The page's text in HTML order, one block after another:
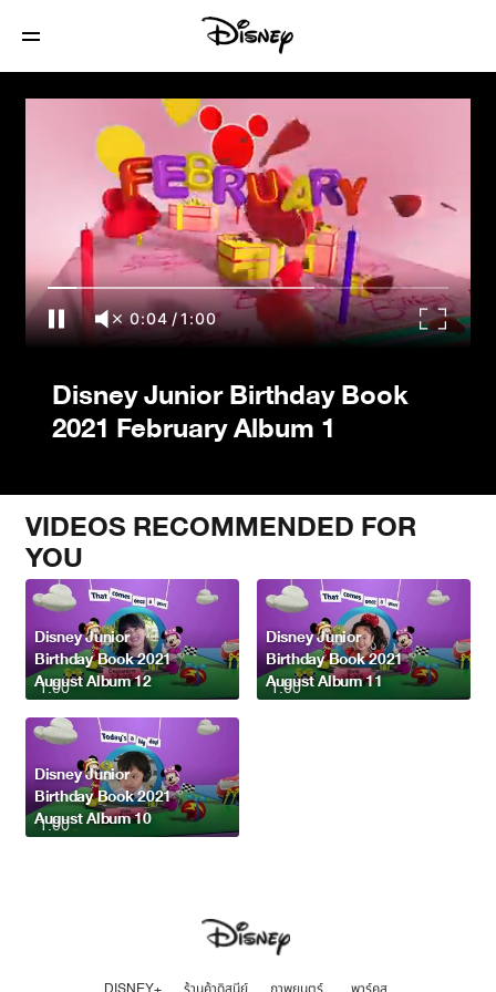
Disney Junior Birthday Book 2021
February Album 1
0:04 /1:00
Disney Junior Birthday Book
2021 February Album 1
VIDEOS RECOMMENDED FOR
YOU
1:00
Disney Junior
Birthday Book 2021
August Album 12
1:00
Disney Junior
Birthday Book 2021
August Album 11
1:00
Disney Junior
Birthday Book 2021
August Album 10